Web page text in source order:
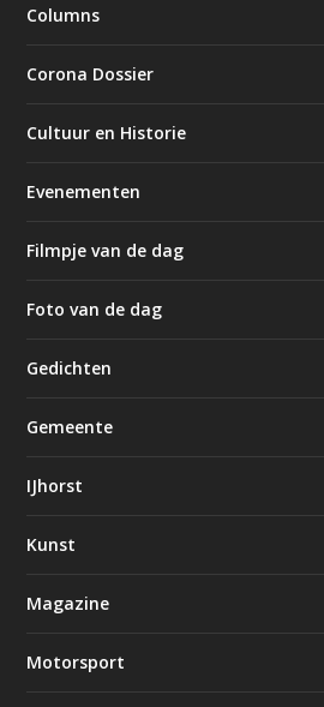
Columns
Corona Dossier
Cultuur en Historie
Evenementen
Filmpje van de dag
Foto van de dag
Gedichten
Gemeente
IJhorst
Kunst
Magazine
Motorsport